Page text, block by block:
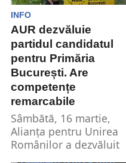
INFO
AUR dezvăluie
partidul candidatul
pentru Primăria
București. Are
competențe
remarcabile
Sâmbătă, 16 martie,
Alianța pentru Unirea
Românilor a dezvăluit